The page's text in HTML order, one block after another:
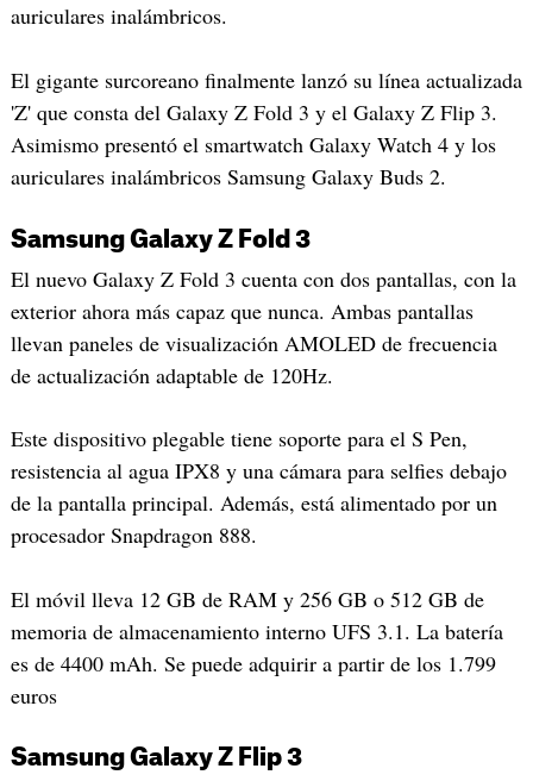
auriculares inalámbricos.
El gigante surcoreano finalmente lanzó su línea actualizada
'Z' que consta del Galaxy Z Fold 3 y el Galaxy Z Flip 3.
Asimismo presentó el smartwatch Galaxy Watch 4 y los
auriculares inalámbricos Samsung Galaxy Buds 2.
Samsung Galaxy Z Fold 3
El nuevo Galaxy Z Fold 3 cuenta con dos pantallas, con la
exterior ahora más capaz que nunca. Ambas pantallas
llevan paneles de visualización AMOLED de frecuencia
de actualización adaptable de 120Hz.
Este dispositivo plegable tiene soporte para el S Pen,
resistencia al agua IPX8 y una cámara para selfies debajo
de la pantalla principal. Además, está alimentado por un
procesador Snapdragon 888.
El móvil lleva 12 GB de RAM y 256 GB o 512 GB de
memoria de almacenamiento interno UFS 3.1. La batería
es de 4400 mAh. Se puede adquirir a partir de los 1.799
euros
Samsung Galaxy Z Flip 3